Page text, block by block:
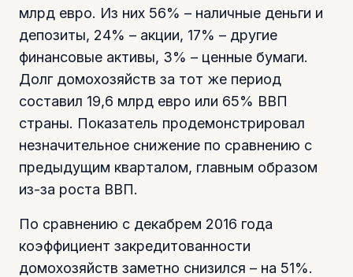
млрд евро. Из них 56% – наличные деньги и
депозиты, 24% – акции, 17% – другие
финансовые активы, 3% – ценные бумаги.
Долг домохозяйств за тот же период
составил 19,6 млрд евро или 65% ВВП
страны. Показатель продемонстрировал
незначительное снижение по сравнению с
предыдущим кварталом, главным образом
из-за роста ВВП.
По сравнению с декабрем 2016 года
коэффициент закредитованности
домохозяйств заметно снизился – на 51%.